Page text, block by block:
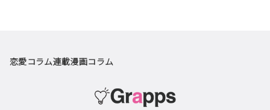
恋愛コラム連載漫画コラム